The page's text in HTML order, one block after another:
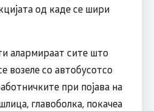
од каде се шири
алармираат сите што
возеле со автобусотсо
при појава на
главоболка, покачеа